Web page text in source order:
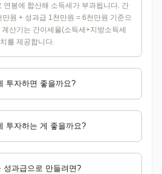
연봉에 합산해 소득세가 부과됩니다. 간
원 + 성과급 1천만원 = 6천만원 기준으
산기는 간이세율(소득세+지방소득세
를 제공합니다.
투자하면 좋을까요?
투자하는 게 좋을까요?
성과급으로 만들려면?